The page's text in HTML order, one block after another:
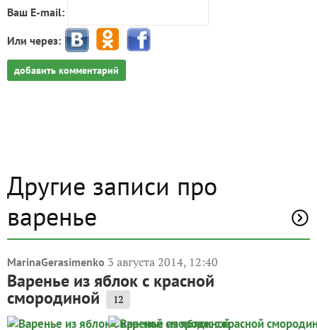
Ваш E-mail:
Или через:
добавить комментарий
Другие записи про
варенье
MarinaGerasimenko 3 августа 2014, 12:40
Варенье из яблок с красной
смородиной 12